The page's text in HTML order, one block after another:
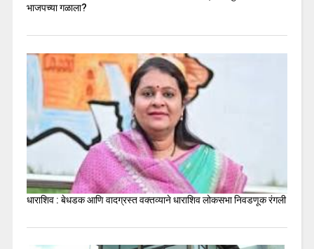
भाजपच्या गळाला?
धाराशिव : बेधडक आणि वादग्रस्त वक्तव्याने धाराशिव लोकसभा निवडणूक रंगली